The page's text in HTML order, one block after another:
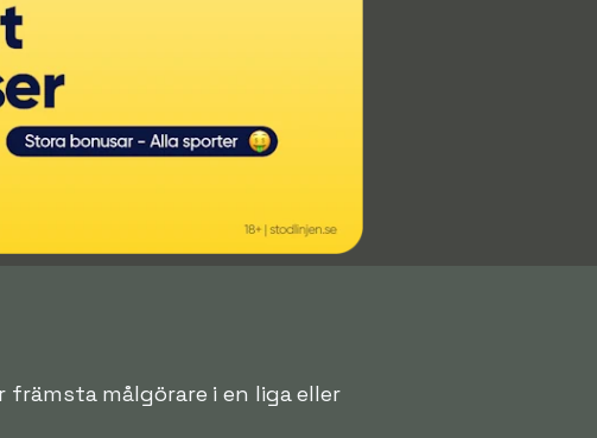
främsta målgörare i en liga eller